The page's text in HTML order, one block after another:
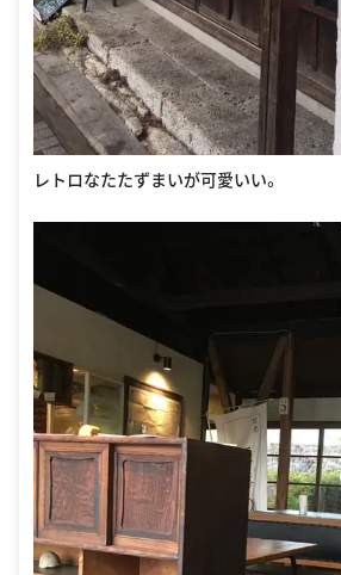
レトロなたたずまいが可愛いい。